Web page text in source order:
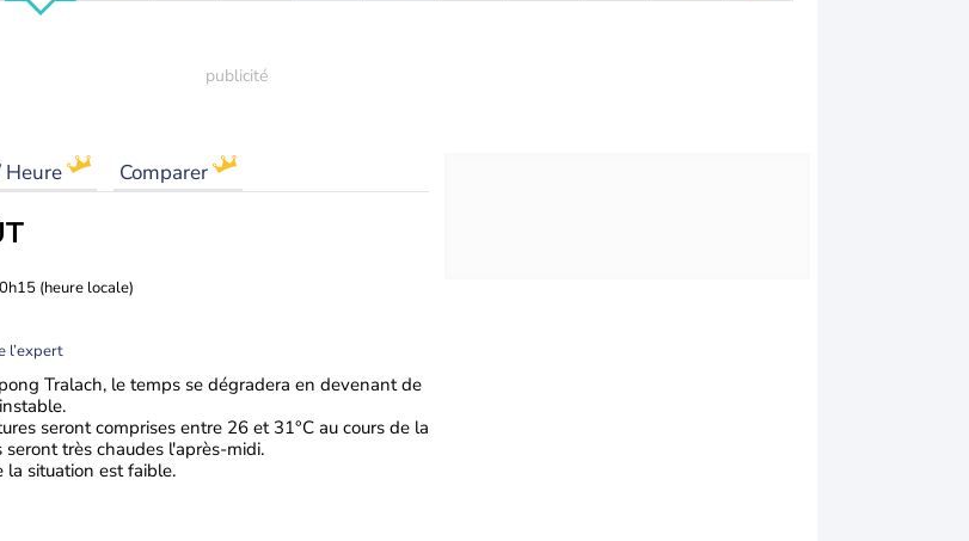
Heure Comparer
(heure locale)
l’expert
Tralach, le temps se dégradera en devenant de
seront comprises entre 26 et 31°C au cours de la
seront très chaudes l'après-midi.
la situation est faible.